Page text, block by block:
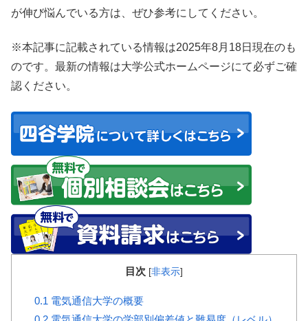
が伸び悩んでいる方は、ぜひ参考にしてください。
※本記事に記載されている情報は2025年8月18日現在のも
のです。最新の情報は大学公式ホームページにて必ずご確
認ください。
目次 [非表示]
0.1 電気通信大学の概要